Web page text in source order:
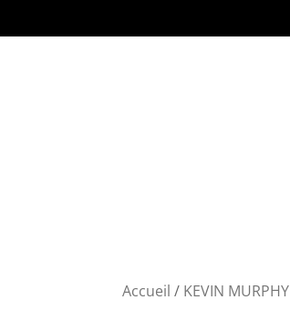
Accueil / KEVIN MURPHY